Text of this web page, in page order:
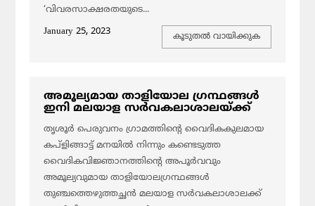
‘വിവരസാക്ഷരതയുടെ...
January 25, 2023
കൂടുതല്‍ വായിക്കുക
അമൂല്യമായ താളിയോല ഗ്രന്ഥങ്ങൾ
ഇനി മലയാള സർവകലാശാലയ്ക്ക്
തൃശൂർ പെരുവനം ഗ്രാമത്തിന്റെ വൈദികകുലമായ
കപ്ളിങ്ങാട്ട് മനയിൽ നിന്നും കണ്ടെടുത്ത
വൈദികവിജ്ഞാനത്തിന്റെ അപൂർവവും
അമൂല്യവുമായ താളിയോലഗ്രന്ഥങ്ങൾ
തുഞ്ചത്തെഴുത്തച്ഛൻ മലയാള സർവകലാശാലക്ക്